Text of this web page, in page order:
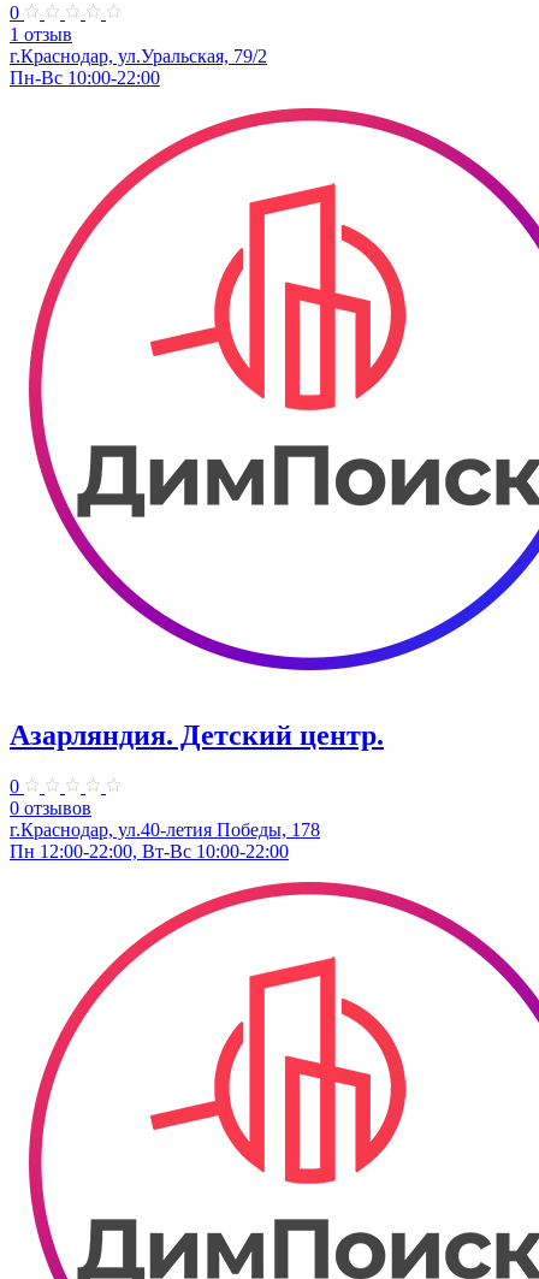
0
1 отзыв
г.Краснодар, ул.Уральская, 79/2
Пн-Вс 10:00-22:00
Азарляндия. ​Детский центр.
0
0 отзывов
г.Краснодар, ул.40-летия Победы, 178
Пн 12:00-22:00, Вт-Вс 10:00-22:00